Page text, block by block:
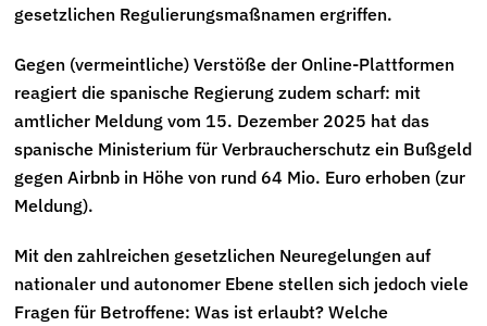
gesetzlichen Regulierungsmaßnamen ergriffen.
Gegen (vermeintliche) Verstöße der Online-Plattformen
reagiert die spanische Regierung zudem scharf: mit
amtlicher Meldung vom 15. Dezember 2025 hat das
spanische Ministerium für Verbraucherschutzein Bußgeld
gegen Airbnb in Höhe von rund 64 Mio. Euro erhoben (zur
Meldung).
Mit den zahlreichen gesetzlichen Neuregelungen auf
nationaler und autonomer Ebene stellen sich jedoch viele
Fragen für Betroffene: Was ist erlaubt? Welche